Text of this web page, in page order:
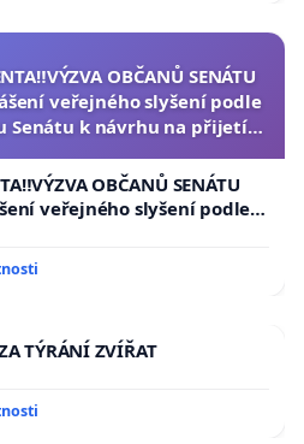
OBČANŮ SENÁTU
veřejného slyšení podle
Senátu k návrhu na přijetí
OBČANŮ SENÁTU
veřejného slyšení podle §
k návrhu na přijetí
žaloby na prezidenta
TÝRÁNÍ ZVÍŘAT